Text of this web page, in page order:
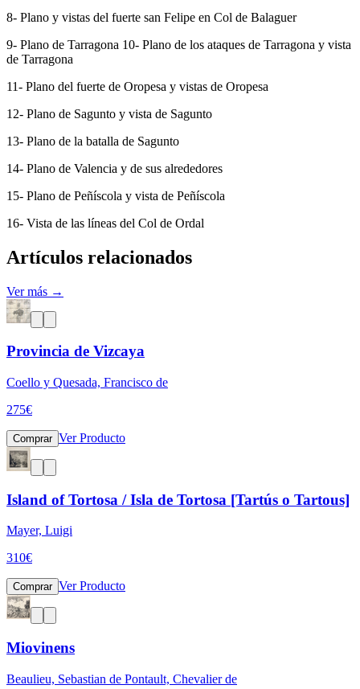
8- Plano y vistas del fuerte san Felipe en Col de Balaguer
9- Plano de Tarragona 10- Plano de los ataques de Tarragona y vista
de Tarragona
11- Plano del fuerte de Oropesa y vistas de Oropesa
12- Plano de Sagunto y vista de Sagunto
13- Plano de la batalla de Sagunto
14- Plano de Valencia y de sus alrededores
15- Plano de Peñíscola y vista de Peñíscola
16- Vista de las líneas del Col de Ordal
Artículos relacionados
Ver más →
Provincia de Vizcaya
Coello y Quesada, Francisco de
275€
Comprar Ver Producto
Island of Tortosa / Isla de Tortosa [Tartús o Tartous]
Mayer, Luigi
310€
Comprar Ver Producto
Miovinens
Beaulieu, Sebastian de Pontault, Chevalier de